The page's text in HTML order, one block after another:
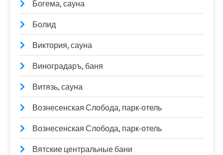
Богема, сауна
Болид
Виктория, сауна
Виноградаръ, баня
Витязь, сауна
Вознесенская Слобода, парк-отель
Вознесенская Слобода, парк-отель
Вятские центральные бани